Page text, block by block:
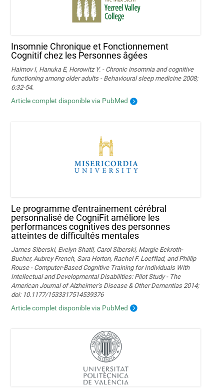
Insomnie Chronique et Fonctionnement
Cognitif chez les Personnes âgées
Haimov I, Hanuka E, Horowitz Y. - Chronic insomnia and cognitive
functioning among older adults - Behavioural sleep medicine 2008;
6:32-54.
Article complet disponible via PubMed
Le programme d'entrainement cérébral
personnalisé de CogniFit améliore les
performances cognitives des personnes
atteintes de difficultés mentales
James Siberski, Evelyn Shatil, Carol Siberski, Margie Eckroth-
Bucher, Aubrey French, Sara Horton, Rachel F. Loefflad, and Phillip
Rouse - Computer-Based Cognitive Training for Individuals With
Intellectual and Developmental Disabilities: Pilot Study - The
American Journal of Alzheimer’s Disease & Other Dementias 2014;
doi: 10.1177/1533317514539376
Article complet disponible via PubMed